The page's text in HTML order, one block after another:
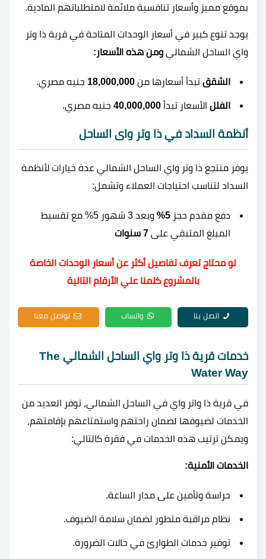
بموقع مميز وأسعار تنافسية ملائمة لامتطلباتهم المادية.
يوجد تنوع كبير في أسعار الوحدات المتاحة في قرية ذا وتر
واي الساحل الشمالي ومن هذه الأسعار:
الشقق تبدأ أسعارها من 18,000,000 جنيه مصري.
الفلل الأسعار تبدأ 40,000,000 جنيه مصري.
أنظمة السداد في ذا وتر واى الساحل
يوفر منتجع ذا وتر واي الساحل الشمالي عدة خيارات لأنظمة
السداد لتناسب احتياجات العملاء وتشمل:
دفع مقدم حجز 5%
وبعد 3 شهور 5% مع تقسيط
المبلغ المتبقي على 7 سنوات
لو محتاج تعرف تفاصيل أكثر عن أسعار الوحدات الخاصة
بالمشروع كلمنا علي الأرقام التالية
اتصل بنا واتساب تواصل معنا
خدمات قرية ذا وتر واي الساحل الشمالي The
Water Way
في قرية ذا واتر واي في الساحل الشمالي، توفر العديد من
الخدمات لضيوفها لضمان راحتهم واستمتاعهم بإقامتهم،
ويمكن ترتيب هذه الخدمات في فقرة كالتالي:
الخدمات الأمنية:
حراسة وتأمين على مدار الساعة.
نظام مراقبة متطور لضمان سلامة الضيوف.
توفير خدمات الطوارئ في حالات الضرورة.